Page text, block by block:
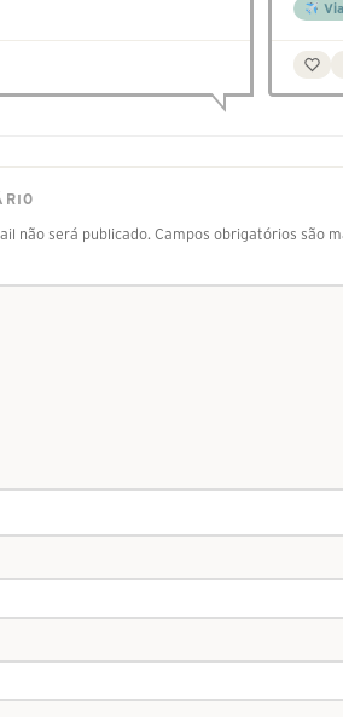
não será publicado. Campos obrigatórios são